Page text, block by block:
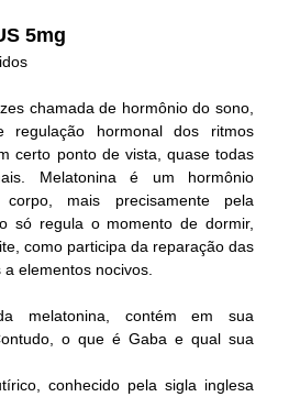
5mg
chamada de hormônio do sono,
hormonal dos ritmos
certo ponto de vista, quase todas
Melatonina é um hormônio
mais precisamente pela
só regula o momento de dormir,
como participa da reparação das
elementos nocivos.
melatonina, contém em sua
o que é Gaba e qual sua
conhecido pela sigla inglesa